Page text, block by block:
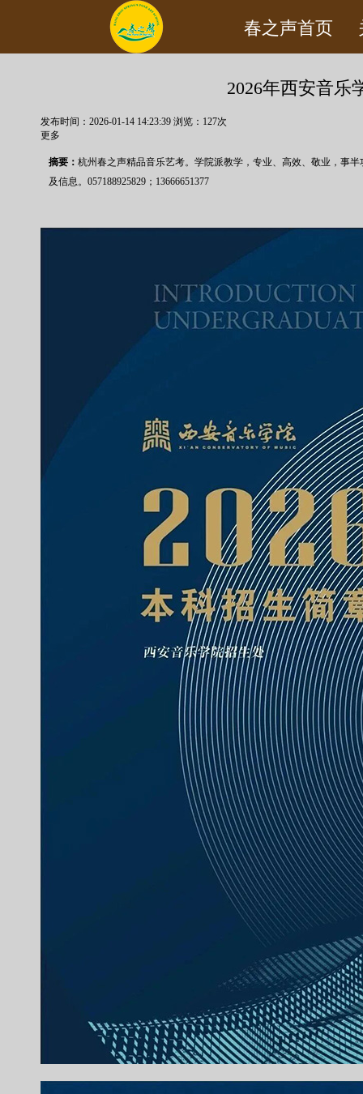
春之声首页
您现在的位置： 首页 >> 艺考政策
2026年西安音乐
发布时间：2026-01-14 14:23:39 浏览： 127次
更多
摘要： 杭州春之声精品音乐艺考。学院派教学，专业、高效、敬业，事
及信息。057188925829；13666651377